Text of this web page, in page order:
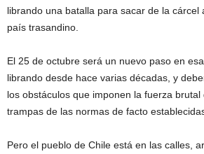
librando una batalla para sacar de la cárcel
país trasandino.
El 25 de octubre será un nuevo paso en
librando desde hace varias décadas, y
los obstáculos que imponen la fuerza
trampas de las normas de facto
Pero el pueblo de Chile está en las calles,